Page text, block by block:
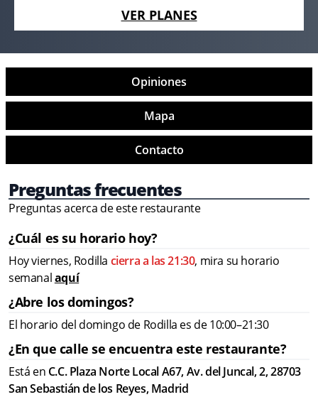
VER PLANES
Opiniones
Mapa
Contacto
Preguntas frecuentes
Preguntas acerca de este restaurante
¿Cuál es su horario hoy?
Hoy viernes, Rodilla cierra a las 21:30, mira su horario
semanalaquí
¿Abre los domingos?
El horario del domingo de Rodilla es de 10:00–21:30
¿En que calle se encuentra este restaurante?
Está en C.C. Plaza Norte Local A67, Av. del Juncal, 2, 28703
San Sebastián de los Reyes, Madrid